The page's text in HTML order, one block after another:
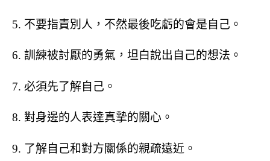
5. 不要指責別人，不然最後吃虧的會是自己。
6. 訓練被討厭的勇氣，坦白說出自己的想法。
7. 必須先了解自己。
8. 對身邊的人表達真摯的關心。
9. 了解自己和對方關係的親疏遠近。